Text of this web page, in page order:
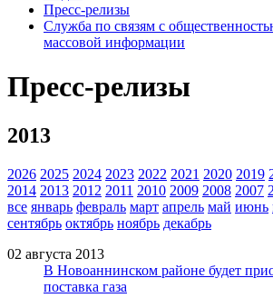
Пресс-релизы
Служба по связям с
массовой информации
Пресс-релизы
2013
2026 2025 2024 2023 2022 2021 2020 2019
2014 2013 2012 2011 2010 2009 2008 2007
все январь февраль март апрель май июнь
сентябрь октябрь ноябрь декабрь
02 августа 2013
В Новоаннинском районе будет
поставка газа